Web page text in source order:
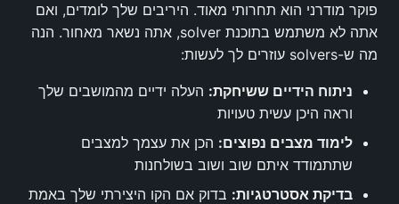
פוקר מודרני הוא תחרותי מאוד. היריבים שלך לומדים, ואם
אתה לא משתמש בתוכנת solver, אתה נשאר מאחור. הנה
מה ש-solvers עוזרים לך לעשות:
ניתוח הידיים ששיחקת: העלה ידיים מהמושבים שלך
וראה היכן עשית טעויות
לימוד מצבים נפוצים: הכן את עצמך למצבים
שתתמודד איתם שוב ושוב בשולחנות
בדיקת אסטרטגיות: בדוק אם הקו היצירתי שלך באמת